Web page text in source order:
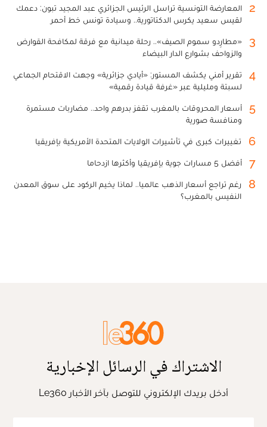
2
المعارضة التونسية تراسل الرئيس الجزائري عبد المجيد تبون: دعمك
لقيس سعيد يكرس الدكتاتورية.. وسيادة تونس خط أحمر
3
«مطارِدو سموم الصيف».. رحلة ميدانية مع فرقة لمكافحة القوارض
والزواحف بشوارع الدار البيضاء
4
تقرير أمني يكشف المستور: «أيادي جزائرية» وجهت الاقتحام الجماعي
لسبتة ومليلية عبر «غرفة قيادة رقمية»
5
أسعار المحروقات بالمغرب تقفز بدرهم واحد.. مضاربات مستمرة
ومنافسة صورية
6 تغييرات كبرى في تأشيرات الولايات المتحدة الأمريكية بإفريقيا
7 أفضل 5 مسارات جوية بإفريقيا وأكثرها ازدحاما
8
رغم تراجع أسعار الذهب عالميا.. لماذا يخيم الركود على سوق المعدن
النفيس بالمغرب؟
الاشتراك في الرسائل الإخبارية
أدخل بريدك الإلكتروني للتوصل بآخر الأخبار Le360